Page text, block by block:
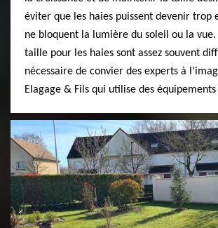
éviter que les haies puissent devenir trop
ne bloquent la lumière du soleil ou la vue.
taille pour les haies sont assez souvent
nécessaire de convier des experts à
Elagage & Fils qui utilise des